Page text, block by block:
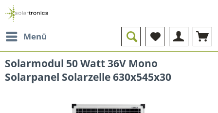
Menü
Solarmodul 50 Watt 36V Mono
Solarpanel Solarzelle 630x545x30